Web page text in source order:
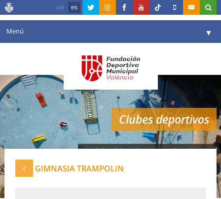
val es
Menú ▼
Agenda
Instalaciones
Comunicación ▼
Valencia en deporte ▼
Clubes deportivos
Red de clubes deportivos de Valencia
GIMNASIA TRAMPOLIN